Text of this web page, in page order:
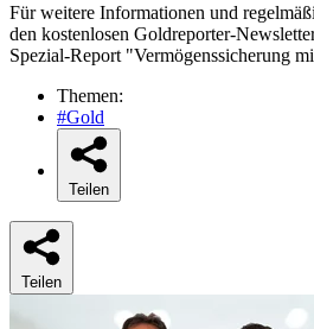
Für weitere Informationen und
den kostenlosen Goldreporter-
Spezial-Report "Vermögenssicherung
Themen:
#Gold
Teilen
Teilen